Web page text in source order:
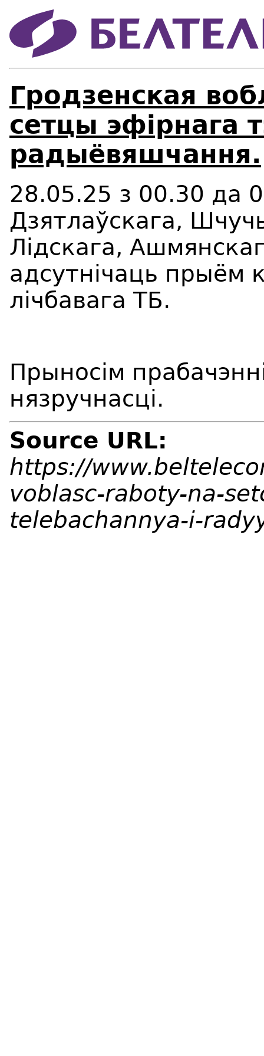
Гродзенская
сетцы эфірнага
радыёвяшчання.
28.05.25 з 00.30 да
Дзятлаўскага,
Лідскага,
адсутнічаць прыём
лічбавага ТБ.
Прыносім
нязручнасці.
Source URL:
https://
voblasc-raboty-na-
telebachannya-i-